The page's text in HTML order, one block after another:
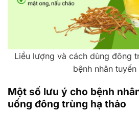
Liều lượng và cách dùng đông
bệnh nhân tuyến
Một số lưu ý cho bệnh
uống đông trùng hạ thảo